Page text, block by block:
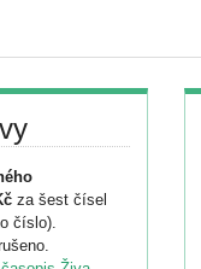
za šest čísel
číslo).